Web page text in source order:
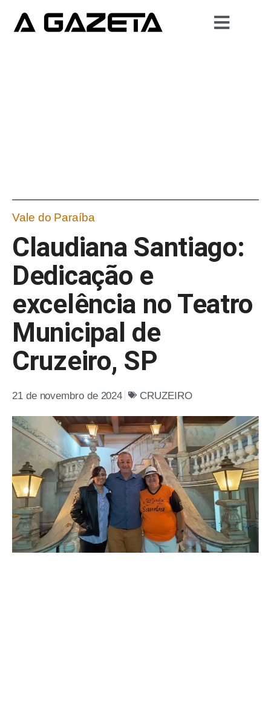
Vale do Paraíba
Claudiana Santiago:
Dedicação e
excelência no Teatro
Municipal de
Cruzeiro, SP
21 de novembro de 2024 CRUZEIRO